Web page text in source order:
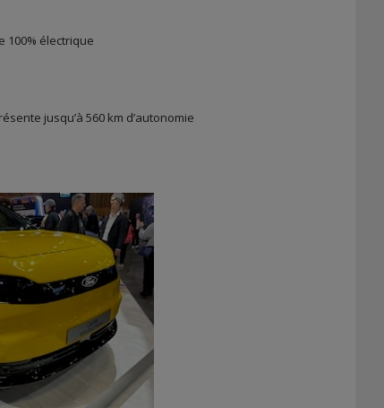
100% électrique
jusqu’à 560 km d’autonomie